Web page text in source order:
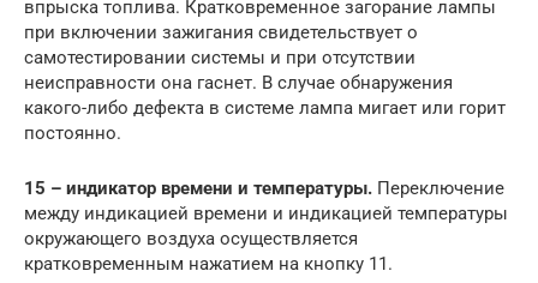
впрыска топлива. Кратковременное загорание лампы
при включении зажигания свидетельствует о
самотестировании системы и при отсутствии
неисправности она гаснет. В случае обнаружения
какого-либо дефекта в системе лампа мигает или горит
постоянно.
15 – индикатор времени и температуры. Переключение
между индикацией времени и индикацией температуры
окружающего воздуха осуществляется
кратковременным нажатием на кнопку 11.